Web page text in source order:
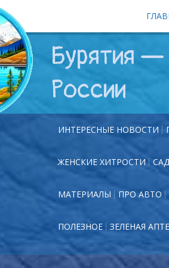
Бурятия —
России
ИНТЕРЕСНЫЕ НОВОСТИ
ЖЕНСКИЕ ХИТРОСТИ
МАТЕРИАЛЫ ПРО АВТО
ПОЛЕЗНОЕ ЗЕЛЕНАЯ